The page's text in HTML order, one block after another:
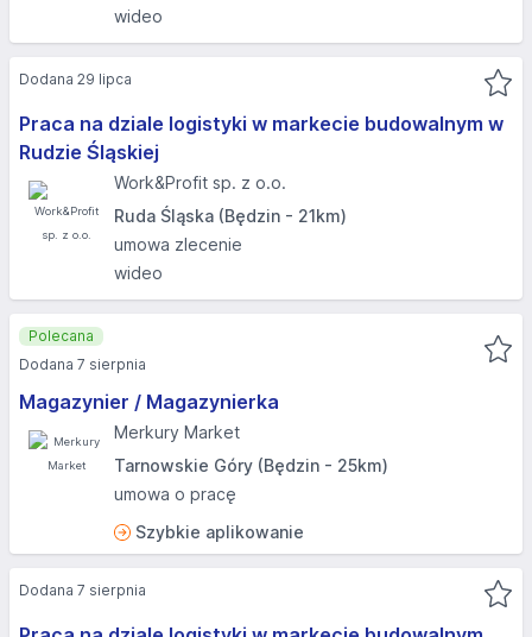
wideo
Praca na dziale logistyki w markecie budowalnym w
Rudzie Śląskiej
Work&Profit sp. z o.o.
Ruda Śląska (Będzin - 21km)
umowa zlecenie
wideo
Dodana 29 lipca
Magazynier / Magazynierka
Merkury Market
Tarnowskie Góry (Będzin - 25km)
umowa o pracę
Szybkie aplikowanie
Polecana
Dodana 7 sierpnia
Dodana 7 sierpnia